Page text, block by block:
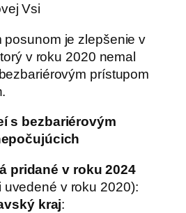
Vsi
posunom je zlepšenie v
v roku 2020 nemal
prístupom
s bezbariérovým
pridané v roku 2024
uvedené v roku 2020):
kraj: